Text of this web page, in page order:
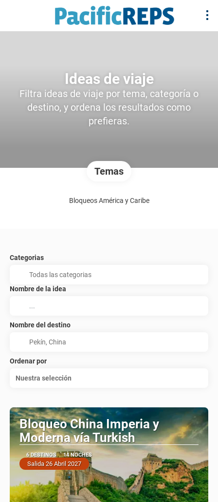
Ideas de viaje
Filtra ideas de viaje por tema, categoría o
destino, y ordena los resultados como
prefieras.
Temas
Bloqueos América y Caribe
Categorias
Nombre de la idea
Nombre del destino
Ordenar por
Nuestra selección
Bloqueo China Imperia y
Moderna vía Turkish
6 DESTINOS 14 NOCHES
Salida 26 Abril 2027